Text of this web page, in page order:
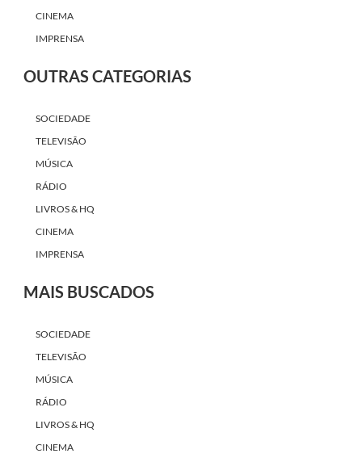
CINEMA
IMPRENSA
OUTRAS CATEGORIAS
SOCIEDADE
TELEVISÃO
MÚSICA
RÁDIO
LIVROS & HQ
CINEMA
IMPRENSA
MAIS BUSCADOS
SOCIEDADE
TELEVISÃO
MÚSICA
RÁDIO
LIVROS & HQ
CINEMA